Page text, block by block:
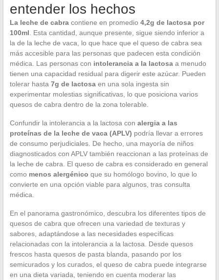
entender los hechos
La leche de cabracontiene en promedio 4,2g de lactosa por
100ml . Esta cantidad, aunque presente, sigue siendo inferior a
la de la leche de vaca, lo que hace que el queso de cabra sea
más accesible para las personas que padecen esta condición
médica. Las personas con intolerancia a la lactosaa menudo
tienen una capacidad residual para digerir este azúcar. Pueden
tolerar hasta 7g de lactosaen una sola ingesta sin
experimentar molestias significativas, lo que posiciona varios
quesos de cabra dentro de la zona tolerable.
Confundir la intolerancia a la lactosa con alergia a las
proteínas de la leche de vaca (APLV) podría llevar a errores
de consumo perjudiciales. De hecho, una mayoría de niños
diagnosticados con APLV también reaccionan a las proteínas de
la leche de cabra. El queso de cabra es considerado en general
como menos alergénico que su homólogo bovino, lo que lo
convierte en una opción viable para algunos, tras consulta
médica.
En el panorama gastronómico, descubra los diferentes tipos de
quesos de cabra que ofrecen una variedad de texturas y
sabores, adaptándose a las necesidades específicas
relacionadas con la intolerancia a la lactosa. Desde quesos
frescos hasta quesos de pasta blanda, pasando por los
semicurados y los curados, el queso de cabra puede integrarse
en una dieta variada, teniendo en cuenta moderar las